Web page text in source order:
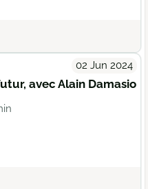
02 Jun 2024
avec Alain Damasio